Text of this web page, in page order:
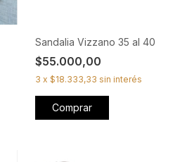
Sandalia Vizzano 35 al 40
$55.000,00
3 x $18.333,33 sin interés
Comprar